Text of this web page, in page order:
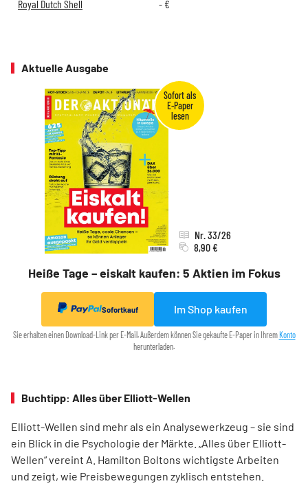
Royal Dutch Shell - €
Aktuelle Ausgabe
Heiße Tage – eiskalt kaufen: 5 Aktien im Fokus
Nr. 33/26
8,90 €
Sofortkauf Im Shop kaufen
Sie erhalten einen Download-Link per E-Mail. Außerdem können Sie gekaufte E-Paper in Ihrem Konto
herunterladen.
Buchtipp: Alles über Elliott-Wellen
Elliott-Wellen sind mehr als ein Analysewerkzeug – sie sind
ein Blick in die Psychologie der Märkte. „Alles über Elliott-
Wellen“ vereint A. Hamilton Boltons wichtigste Arbeiten
und zeigt, wie Preisbewegungen zyklisch entstehen.